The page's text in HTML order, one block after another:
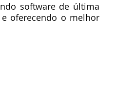
software de última
oferecendo o melhor